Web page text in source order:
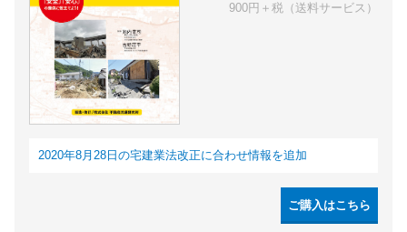
900円＋税（送料サービス）
2020年8月28日の宅建業法改正に合わせ情報を追加
ご購入はこちら